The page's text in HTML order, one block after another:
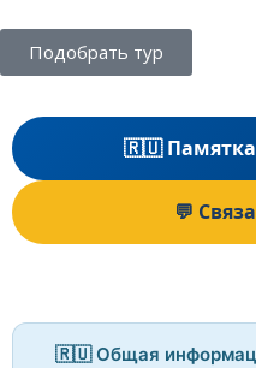
Подобрать тур
🇷🇺 Памятка
💬
🇷🇺 Общая